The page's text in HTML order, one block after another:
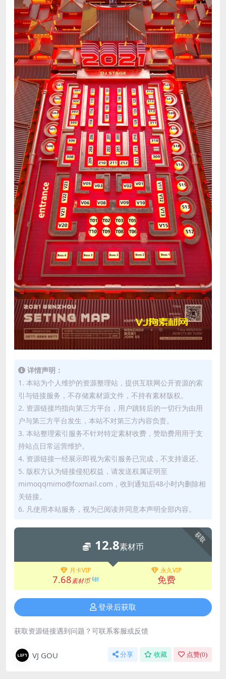
详情声明：
1. 本站为个人维护的资源整理站，提供互联网公开资源的索
引与链接服务，不存储素材源文件，不持有素材版权。
2. 资源链接均指向第三方平台，用户跳转后的一切行为由用
户与第三方平台发生，本站不对第三方内容负责。
3. 本站整理索引服务不针对特定素材收费，赞助费用用于支
持站点日常运营维护。
4. 资源链接一经展示即视为索引服务已完成，不支持退还。
5. 版权方认为链接侵犯权益，请发送权属证明至
mimoqqmimo@foxmail.com，收到通知后48小时内删除相
关链接。
6. 凡使用本站服务，视为已阅读并同意本声明全部内容。
获取
12.8素材币
月卡VIP
7.68素材币 6折
永久VIP
免费
登录后获取
获取资源链接遇到问题？可联系客服或反馈
VJ GOU 分享 收藏 点赞(0)